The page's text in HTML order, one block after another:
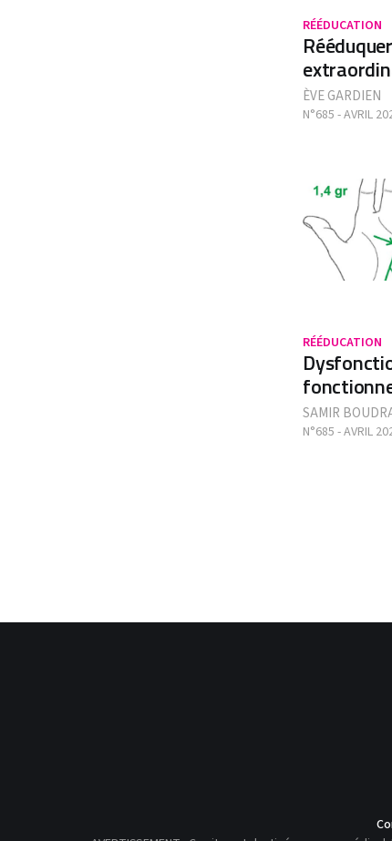
RÉÉDUCATION
ÈVE GARDIEN
N°685 - AVRIL
RÉÉDUCATION
SAMIR
N°685 - AVRIL